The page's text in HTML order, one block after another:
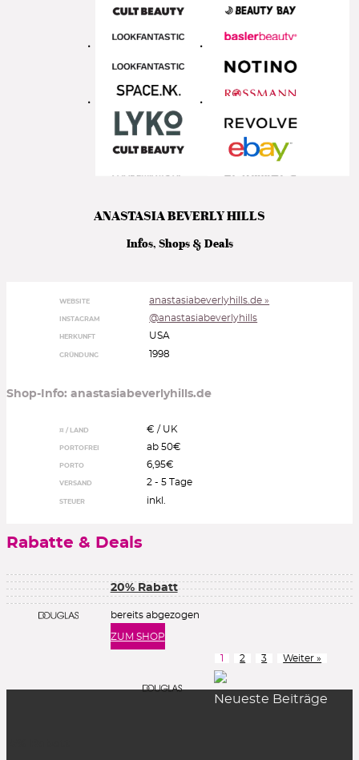
ANASTASIA BEVERLY HILLS
Infos, Shops & Deals
WEBSITE anastasiabeverlyhills.de »
INSTAGRAM @anastasiabeverlyhills
HERKUNFT USA
GRÜNDUNG 1998
Shop-Info: anastasiabeverlyhills.de
¤ / LAND € / UK
PORTOFREI ab 50€
PORTO 6,95€
VERSAND 2 - 5 Tage
STEUER inkl.
Rabatte & Deals
20% Rabatt
bereits abgezogen
ZUM SHOP
1 2 3 Weiter »
Neueste Beiträge